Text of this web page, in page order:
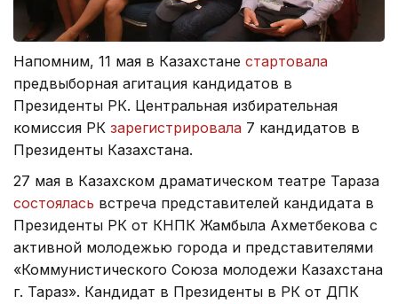
Напомним, 11 мая в Казахстане стартовала
предвыборная агитация кандидатов в
Президенты РК. Центральная избирательная
комиссия РК зарегистрировала 7 кандидатов в
Президенты Казахстана.
27 мая в Казахском драматическом театре Тараза
состоялась встреча представителей кандидата в
Президенты РК от КНПК Жамбыла Ахметбекова с
активной молодежью города и представителями
«Коммунистического Союза молодежи Казахстана
г. Тараз». Кандидат в Президенты в РК от ДПК